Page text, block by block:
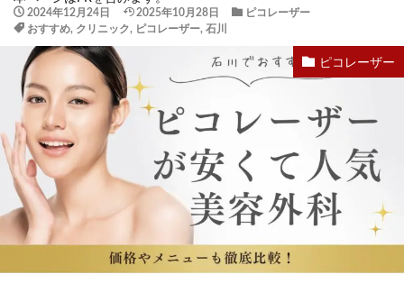
2024年12月24日 2025年10月28日
ピコレーザー
おすすめ, クリニック, ピコレーザー, 石川
ピコレーザー